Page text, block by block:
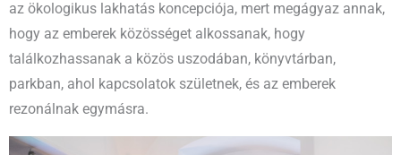
az ökologikus lakhatás koncepciója, mert megágyaz annak,
hogy az emberek közösséget alkossanak, hogy
találkozhassanak a közös uszodában, könyvtárban,
parkban, ahol kapcsolatok születnek, és az emberek
rezonálnak egymásra.